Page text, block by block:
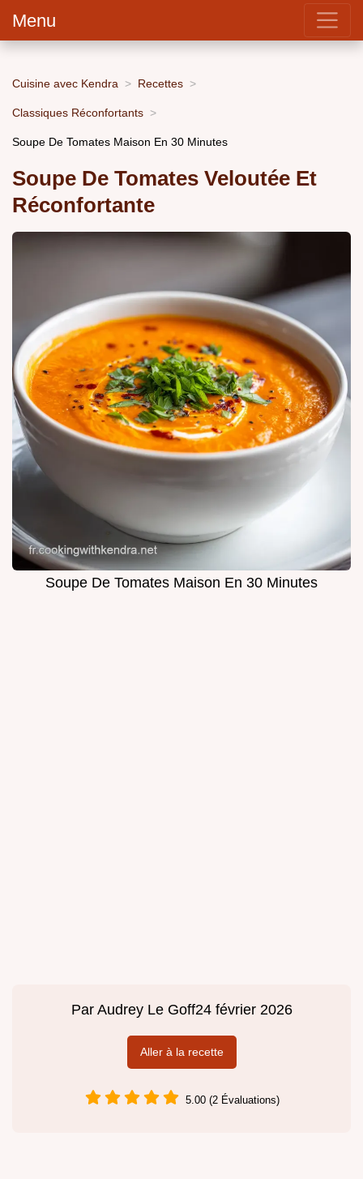
Menu
Cuisine avec Kendra Recettes
Classiques Réconfortants
Soupe De Tomates Maison En 30 Minutes
Soupe De Tomates Veloutée Et
Réconfortante
Soupe De Tomates Maison En 30 Minutes
Par Audrey Le Goff24 février 2026
Aller à la recette
5.00 (2 Évaluations)